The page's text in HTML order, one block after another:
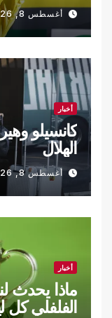
أغسطس 8, 2026
أخبار
كانسيلو
الهلال
أغسطس 8, 2026
أخبار
ماذا يحدث
الفلفلي كل